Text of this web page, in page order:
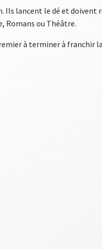
Ils lancent le dé et doivent
Romans ou Théâtre.
à terminer à franchir la